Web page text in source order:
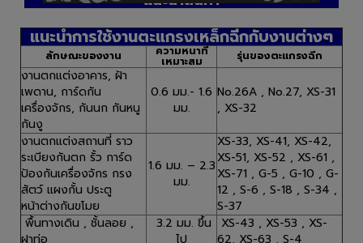
แนะนำการใช้งานตะแกรงเหล็กฉีกกับงานต่างๆ
ลักษณะของงาน ความหนาที่
เหมาะสม รุ่นของตะแกรงฉีก
งานตกแต่งอาคาร, ฝ้า
เพดาน, การ์ดกัน
เครื่องจักร, กันนก กันหนู
กันงู
0.6 มม.- 1.6
มม.
No.26A , No.27, XS-31
, XS-32
งานตกแต่งสถานที่ ราว
ระเบียงกันตก รั้ว การ์ด
ป้องกันเครื่องจักร กรง
สัตว์ แผงกั้น ประตู
หน้าต่างกันขโมย
1.6 มม. – 2.3
มม.
XS-33, XS-41, XS-42,
XS-51, XS-52 , XS-61 ,
XS-71 , G-5 , G-10 , G-
12 , S-6 , S-18 , S-34 ,
S-37
พื้นทางเดิน , ชั้นลอย ,
ฝาท่อ
3.2 มม. ขึ้น
ไป
XS-43 , XS-53 , XS-
62, XS-63 , S-4